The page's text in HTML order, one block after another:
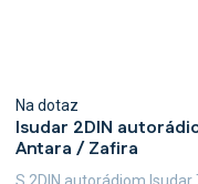
Isudar 2DIN
Antara / Zafira
Na dotaz